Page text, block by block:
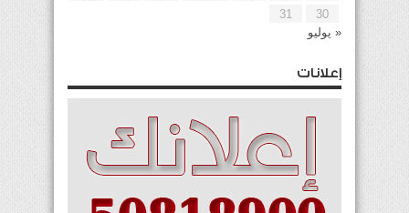
30
31
« يوليو
إعلانات